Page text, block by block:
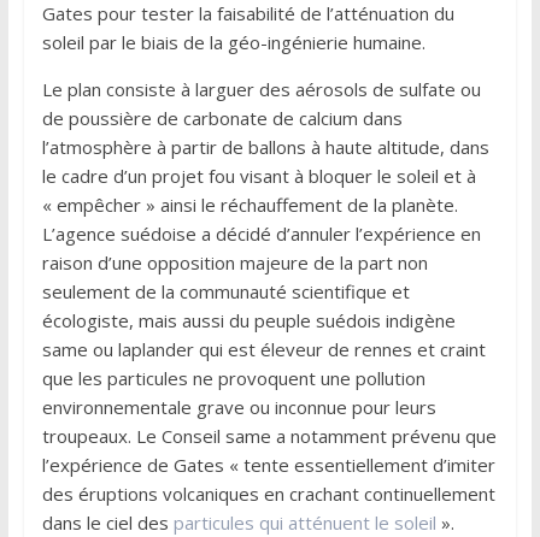
Gates pour tester la faisabilité de l’atténuation du
soleil par le biais de la géo-ingénierie humaine.
Le plan consiste à larguer des aérosols de sulfate ou
de poussière de carbonate de calcium dans
l’atmosphère à partir de ballons à haute altitude, dans
le cadre d’un projet fou visant à bloquer le soleil et à
« empêcher » ainsi le réchauffement de la planète.
L’agence suédoise a décidé d’annuler l’expérience en
raison d’une opposition majeure de la part non
seulement de la communauté scientifique et
écologiste, mais aussi du peuple suédois indigène
same ou laplander qui est éleveur de rennes et craint
que les particules ne provoquent une pollution
environnementale grave ou inconnue pour leurs
troupeaux. Le Conseil same a notamment prévenu que
l’expérience de Gates « tente essentiellement d’imiter
des éruptions volcaniques en crachant continuellement
dans le ciel des particules qui atténuent le soleil ».